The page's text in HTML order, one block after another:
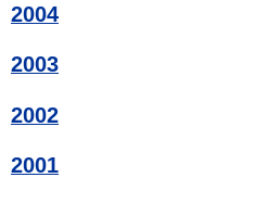
2004
2003
2002
2001